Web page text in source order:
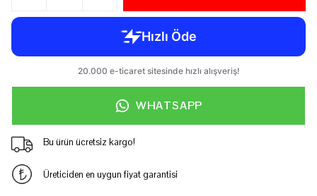
WHATSAPP
Bu ürün ücretsiz kargo!
Üreticiden en uygun fiyat garantisi